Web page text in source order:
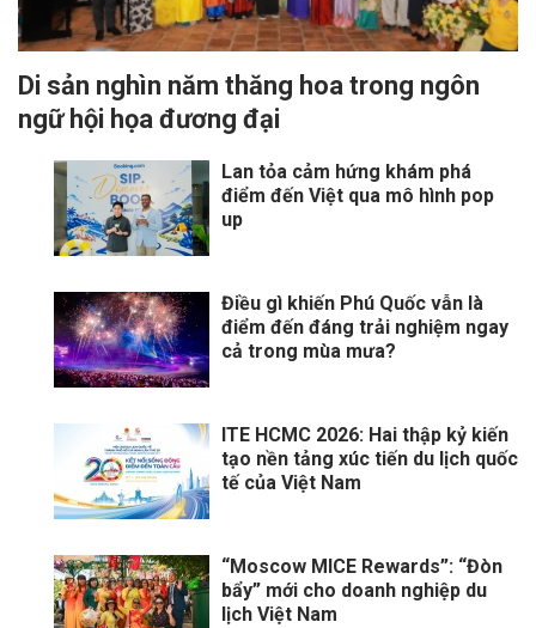
Di sản nghìn năm thăng hoa trong ngôn
ngữ hội họa đương đại
Lan tỏa cảm hứng khám phá
điểm đến Việt qua mô hình pop
up
Điều gì khiến Phú Quốc vẫn là
điểm đến đáng trải nghiệm ngay
cả trong mùa mưa?
ITE HCMC 2026: Hai thập kỷ kiến
tạo nền tảng xúc tiến du lịch quốc
tế của Việt Nam
“Moscow MICE Rewards”: “Đòn
bẩy” mới cho doanh nghiệp du
lịch Việt Nam